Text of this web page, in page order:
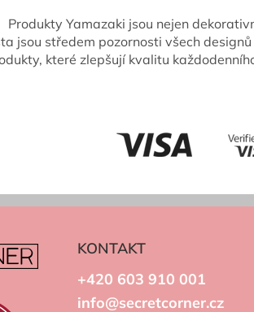
Produkty Yamazaki jsou nejen
jsou středem pozornosti všech
které zlepšují kvalitu
KONTAKT
+420 603 910 001
info@secretcorner.cz